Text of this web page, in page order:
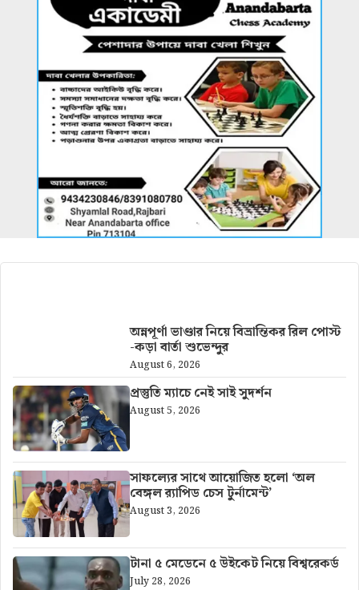
অন্নপূর্ণা ভাণ্ডার নিয়ে বিভ্রান্তিকর রিল পোস্ট
-কড়া বার্তা শুভেন্দুর
August 6, 2026
প্রস্তুতি ম্যাচে নেই সাই সুদর্শন
August 5, 2026
সাফল্যের সাথে আয়োজিত হলো ‘অল
বেঙ্গল র‍্যাপিড চেস টুর্নামেন্ট’
August 3, 2026
টানা ৫ মেডেনে ৫ উইকেট নিয়ে বিশ্বরেকর্ড
July 28, 2026